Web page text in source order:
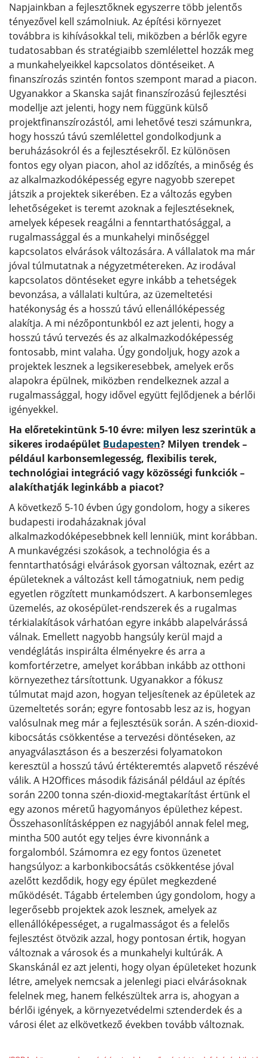
Napjainkban a fejlesztőknek egyszerre több jelentős
tényezővel kell számolniuk. Az építési környezet
továbbra is kihívásokkal teli, miközben a bérlők egyre
tudatosabban és stratégiaibb szemlélettel hozzák meg
a munkahelyeikkel kapcsolatos döntéseiket. A
finanszírozás szintén fontos szempont marad a piacon.
Ugyanakkor a Skanska saját finanszírozású fejlesztési
modellje azt jelenti, hogy nem függünk külső
projektfinanszírozástól, ami lehetővé teszi számunkra,
hogy hosszú távú szemlélettel gondolkodjunk a
beruházásokról és a fejlesztésekről. Ez különösen
fontos egy olyan piacon, ahol az időzítés, a minőség és
az alkalmazkodóképesség egyre nagyobb szerepet
játszik a projektek sikerében. Ez a változás egyben
lehetőségeket is teremt azoknak a fejlesztéseknek,
amelyek képesek reagálni a fenntarthatósággal, a
rugalmassággal és a munkahelyi minőséggel
kapcsolatos elvárások változására. A vállalatok ma már
jóval túlmutatnak a négyzetmétereken. Az irodával
kapcsolatos döntéseket egyre inkább a tehetségek
bevonzása, a vállalati kultúra, az üzemeltetési
hatékonyság és a hosszú távú ellenállóképesség
alakítja. A mi nézőpontunkból ez azt jelenti, hogy a
hosszú távú tervezés és az alkalmazkodóképesség
fontosabb, mint valaha. Úgy gondoljuk, hogy azok a
projektek lesznek a legsikeresebbek, amelyek erős
alapokra épülnek, miközben rendelkeznek azzal a
rugalmassággal, hogy idővel együtt fejlődjenek a bérlői
igényekkel.
Ha előretekintünk 5-10 évre: milyen lesz szerintük a
sikeres irodaépület Budapesten? Milyen trendek –
például karbonsemlegesség, flexibilis terek,
technológiai integráció vagy közösségi funkciók –
alakíthatják leginkább a piacot?
A következő 5-10 évben úgy gondolom, hogy a sikeres
budapesti irodaházaknak jóval
alkalmazkodóképesebbnek kell lenniük, mint korábban.
A munkavégzési szokások, a technológia és a
fenntarthatósági elvárások gyorsan változnak, ezért az
épületeknek a változást kell támogatniuk, nem pedig
egyetlen rögzített munkamódszert. A karbonsemleges
üzemelés, az okosépület-rendszerek és a rugalmas
térkialakítások várhatóan egyre inkább alapelvárássá
válnak. Emellett nagyobb hangsúly kerül majd a
vendéglátás inspirálta élményekre és arra a
komfortérzetre, amelyet korábban inkább az otthoni
környezethez társítottunk. Ugyanakkor a fókusz
túlmutat majd azon, hogyan teljesítenek az épületek az
üzemeltetés során; egyre fontosabb lesz az is, hogyan
valósulnak meg már a fejlesztésük során. A szén-dioxid-
kibocsátás csökkentése a tervezési döntéseken, az
anyagválasztáson és a beszerzési folyamatokon
keresztül a hosszú távú értékteremtés alapvető részévé
válik. A H2Offices második fázisánál például az építés
során 2200 tonna szén-dioxid-megtakarítást értünk el
egy azonos méretű hagyományos épülethez képest.
Összehasonlításképpen ez nagyjából annak felel meg,
mintha 500 autót egy teljes évre kivonnánk a
forgalomból. Számomra ez egy fontos üzenetet
hangsúlyoz: a karbonkibocsátás csökkentése jóval
azelőtt kezdődik, hogy egy épület megkezdené
működését. Tágabb értelemben úgy gondolom, hogy a
legerősebb projektek azok lesznek, amelyek az
ellenállóképességet, a rugalmasságot és a felelős
fejlesztést ötvözik azzal, hogy pontosan értik, hogyan
változnak a városok és a munkahelyi kultúrák. A
Skanskánál ez azt jelenti, hogy olyan épületeket hozunk
létre, amelyek nemcsak a jelenlegi piaci elvárásoknak
felelnek meg, hanem felkészültek arra is, ahogyan a
bérlői igények, a környezetvédelmi sztenderdek és a
városi élet az elkövetkező években tovább változnak.